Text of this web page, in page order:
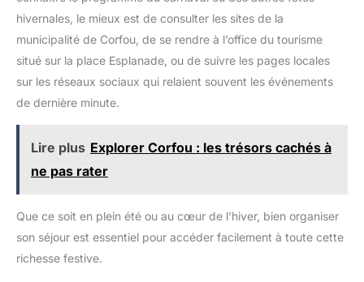
Chic】 : l'imperméable Heekpek convient à tous les types
d'activités de plein air, au camping, à la randonnée, aux trajets
quotidiens pour se rendre au travail et aux loisirs actifs. Léger
et facile à ranger, il résiste à la pluie légère et à la bruine et
sèche rapidement pour assurer un confort optimal. 【Heekpek
couleurs classiques - bleu marine, vert militaire, kaki et noir -
pour un style minimaliste et polyvalent. Les tailles vont du S au
XXL pour s'adapter à différentes morphologies et offrir des
hivernales, le mieux est de consulter les sites de la
municipalité de Corfou, de se rendre à l’office du tourisme
situé sur la place Esplanade, ou de suivre les pages locales
sur les réseaux sociaux qui relaient souvent les événements
de dernière minute.
Lire plus Explorer Corfou : les trésors cachés à
ne pas rater
Que ce soit en plein été ou au cœur de l’hiver, bien organiser
son séjour est essentiel pour accéder facilement à toute cette
richesse festive.